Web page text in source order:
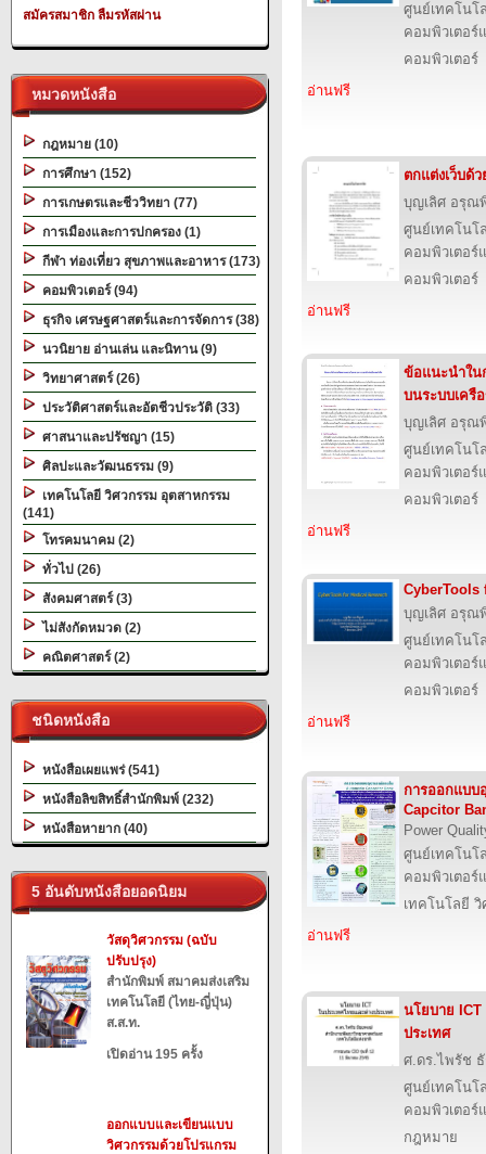
สมัครสมาชิก ลืมรหัสผ่าน
หมวดหนังสือ
กฎหมาย (10)
การศึกษา (152)
การเกษตรและชีววิทยา (77)
การเมืองและการปกครอง (1)
กีฬา ท่องเที่ยว สุขภาพและอาหาร (173)
คอมพิวเตอร์ (94)
ธุรกิจ เศรษฐศาสตร์และการจัดการ (38)
นวนิยาย อ่านเล่น และนิทาน (9)
วิทยาศาสตร์ (26)
ประวัติศาสตร์และอัตชีวประวัติ (33)
ศาสนาและปรัชญา (15)
ศิลปะและวัฒนธรรม (9)
เทคโนโลยี วิศวกรรม อุตสาหกรรม
(141)
โทรคมนาคม (2)
ทั่วไป (26)
สังคมศาสตร์ (3)
ไม่สังกัดหมวด (2)
คณิตศาสตร์ (2)
ชนิดหนังสือ
หนังสือเผยแพร่ (541)
หนังสือลิขสิทธิ์สำนักพิมพ์ (232)
หนังสือหายาก (40)
5 อันดับหนังสือยอดนิยม
วัสดุวิศวกรรม (ฉบับ
ปรับปรุง)
สำนักพิมพ์ สมาคมส่งเสริม
เทคโนโลยี (ไทย-ญี่ปุ่น)
ส.ส.ท.
เปิดอ่าน 195 ครั้ง
ออกแบบและเขียนแบบ
วิศวกรรมด้วยโปรแกรม
ศูนย์เทคโนโ
คอมพิวเตอร์
คอมพิวเตอร์
อ่านฟรี
ตกแต่งเว็บด้
บุญเลิศ อรุณ
ศูนย์เทคโนโ
คอมพิวเตอร์
คอมพิวเตอร์
อ่านฟรี
ข้อแนะนําใน
บนระบบเครื
บุญเลิศ อรุณ
ศูนย์เทคโนโ
คอมพิวเตอร์
คอมพิวเตอร์
อ่านฟรี
CyberTools
บุญเลิศ อรุณ
ศูนย์เทคโนโ
คอมพิวเตอร์
คอมพิวเตอร์
อ่านฟรี
การออกแบบ
Capcitor
Power
ศูนย์เทคโนโ
คอมพิวเตอร์
เทคโนโลยี
อ่านฟรี
นโยบาย ICT
ประเทศ
ศ.ดร.ไพรัช
ศูนย์เทคโนโ
คอมพิวเตอร์
กฎหมาย